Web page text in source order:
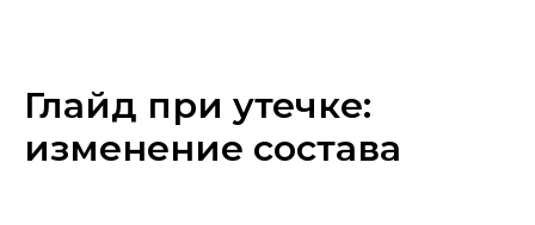
Глайд при утечке:
изменение состава